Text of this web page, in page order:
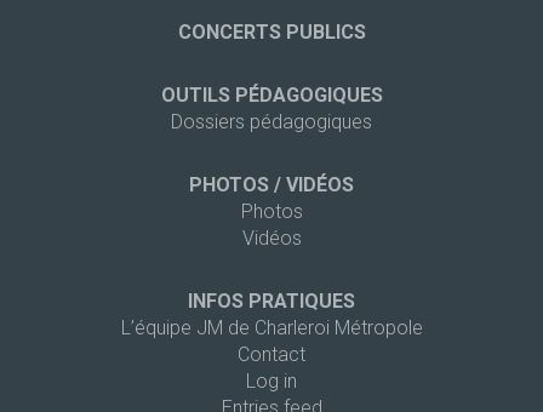
CONCERTS PUBLICS
OUTILS PÉDAGOGIQUES
Dossiers pédagogiques
PHOTOS / VIDÉOS
Photos
Vidéos
INFOS PRATIQUES
L’équipe JM de Charleroi Métropole
Contact
Log in